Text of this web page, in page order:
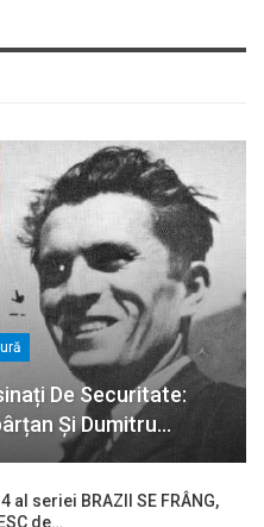
De Securitate:
Și Dumitru…
al seriei BRAZII SE FRÂNG,
de…